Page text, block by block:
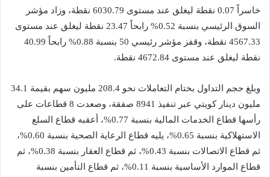
خاسراً 0.07 نقطة ليغلق عند مستوى 6030.79 نقطة، وزاد مؤشر
السوق الرئيسي بنسبة 0.52% رابحاً 23.47 نقطة ليغلق عند مستوى
4567.33 نقطة، وقفز مؤشر رئيسي 50 بنسبة 0.88% رابحاً 40.99
نقطة ليغلق عند مستوى 4672.84 نقطة.
وبلغ حجم التداول بختام التعاملات نحو 208.4 مليون سهم بقيمة 34.1
مليون دينار كويتي عبر تنفيذ 8941 صفقة، وصعدت 8 قطاعات على
رأسها قطاع الخدمات المالية بنسبة 0.77%، أعقبه قطاع السلع
الاستهلاكية بنسبة 0.65%، يليه قطاع الرعاية الصحية بنسبة 0.60%،
ثم قطاع الاتصالات بنسبة 0.43%، ثم قطاع العقار بنسبة 0.38%، ثم
قطاع الموارد الأساسية بنسبة 0.11%، ثم قطاع التأمين بنسبة